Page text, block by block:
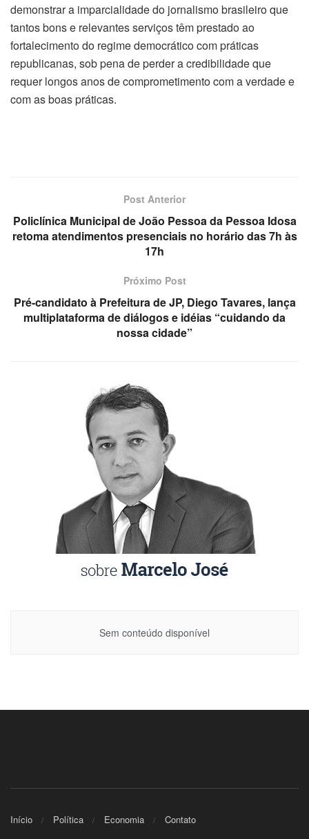
demonstrar a imparcialidade do jornalismo brasileiro que
tantos bons e relevantes serviços têm prestado ao
fortalecimento do regime democrático com práticas
republicanas, sob pena de perder a credibilidade que
requer longos anos de comprometimento com a verdade e
com as boas práticas.
Post Anterior
Policlínica Municipal de João Pessoa da Pessoa Idosa
retoma atendimentos presenciais no horário das 7h às
17h
Próximo Post
Pré-candidato à Prefeitura de JP, Diego Tavares, lança
multiplataforma de diálogos e idéias “cuidando da
nossa cidade”
Sem conteúdo disponível
Início Política Economia Contato